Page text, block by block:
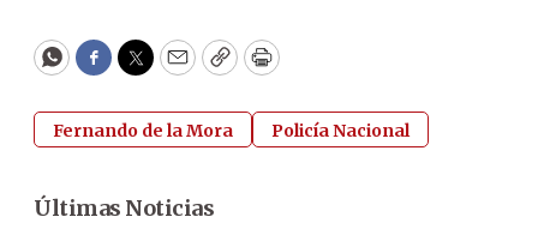
WhatsApp
Facebook
Twitter
EmailCopyPrint
Fernando de la Mora Policía Nacional
Últimas Noticias